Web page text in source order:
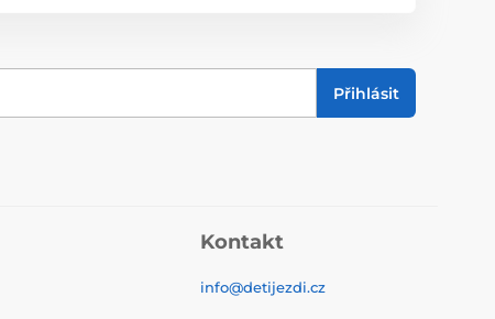
Přihlásit
Kontakt
info@detijezdi.cz